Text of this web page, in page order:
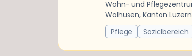
Wohn- und
Wolhusen, Kanton
Pflege
Sozialbereich